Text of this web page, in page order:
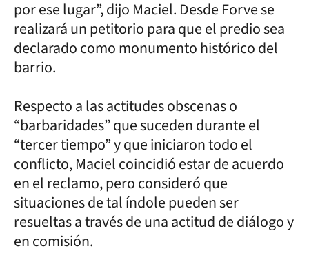
por ese lugar”, dijo Maciel. Desde Forve se
realizará un petitorio para que el predio sea
declarado como monumento histórico del
barrio.
Respecto a las actitudes obscenas o
“barbaridades” que suceden durante el
“tercer tiempo” y que iniciaron todo el
conflicto, Maciel coincidió estar de acuerdo
en el reclamo, pero consideró que
situaciones de tal índole pueden ser
resueltas a través de una actitud de diálogo y
en comisión.